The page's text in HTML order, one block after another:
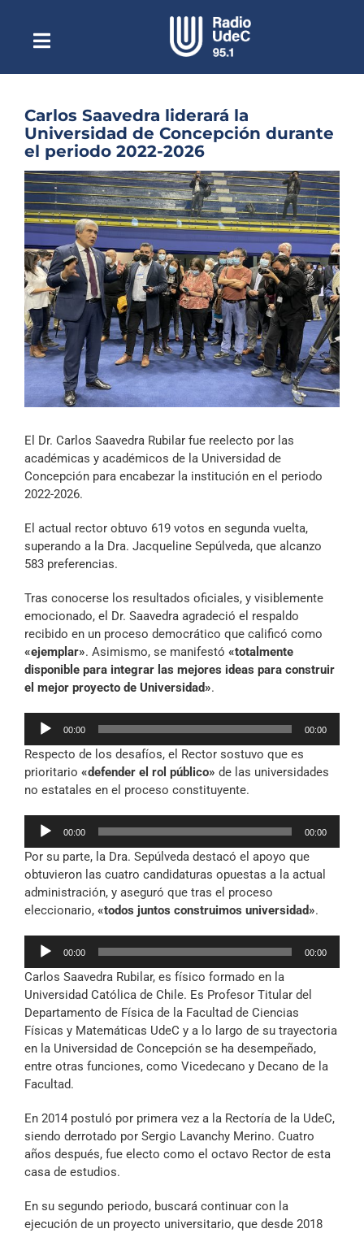
contenidoToggle
NavigationEscuchar Radio UdeC en vivo
Quiénes Somos
Programación
Podcast
Noticias
Reportajes
Columnas
Música Clásica
Especiales
Archivo Sonoro
Carlos Saavedra liderará la
Universidad de Concepción durante
el periodo 2022-2026
Ver
imagen
más
grande
El Dr. Carlos Saavedra Rubilar fue reelecto por las
académicas y académicos de la Universidad de
Concepción para encabezar la institución en el periodo
2022-2026.
El actual rector obtuvo 619 votos en segunda vuelta,
superando a la Dra. Jacqueline Sepúlveda, que alcanzo
583 preferencias.
Tras conocerse los resultados oficiales, y visiblemente
emocionado, el Dr. Saavedra agradeció el respaldo
recibido en un proceso democrático que calificó como
«ejemplar». Asimismo, se manifestó «totalmente
disponible para integrar las mejores ideas para construir
el mejor proyecto de Universidad».
Reproductor
audio
00:00 00:00
Respecto de los desafíos, el Rector sostuvo que es
prioritario «defender el rol público» de las universidades
no estatales en el proceso constituyente.
Reproductor
audio
00:00 00:00
Por su parte, la Dra. Sepúlveda destacó el apoyo que
obtuvieron las cuatro candidaturas opuestas a la actual
administración, y aseguró que tras el proceso
eleccionario, «todos juntos construimos universidad».
Reproductor
audio
00:00 00:00
Carlos Saavedra Rubilar, es físico formado en la
Universidad Católica de Chile. Es Profesor Titular del
Departamento de Física de la Facultad de Ciencias
Físicas y Matemáticas UdeC y a lo largo de su trayectoria
en la Universidad de Concepción se ha desempeñado,
entre otras funciones, como Vicedecano y Decano de la
Facultad.
En 2014 postuló por primera vez a la Rectoría de la UdeC,
siendo derrotado por Sergio Lavanchy Merino. Cuatro
años después, fue electo como el octavo Rector de esta
casa de estudios.
En su segundo periodo, buscará continuar con la
ejecución de un proyecto universitario, que desde 2018